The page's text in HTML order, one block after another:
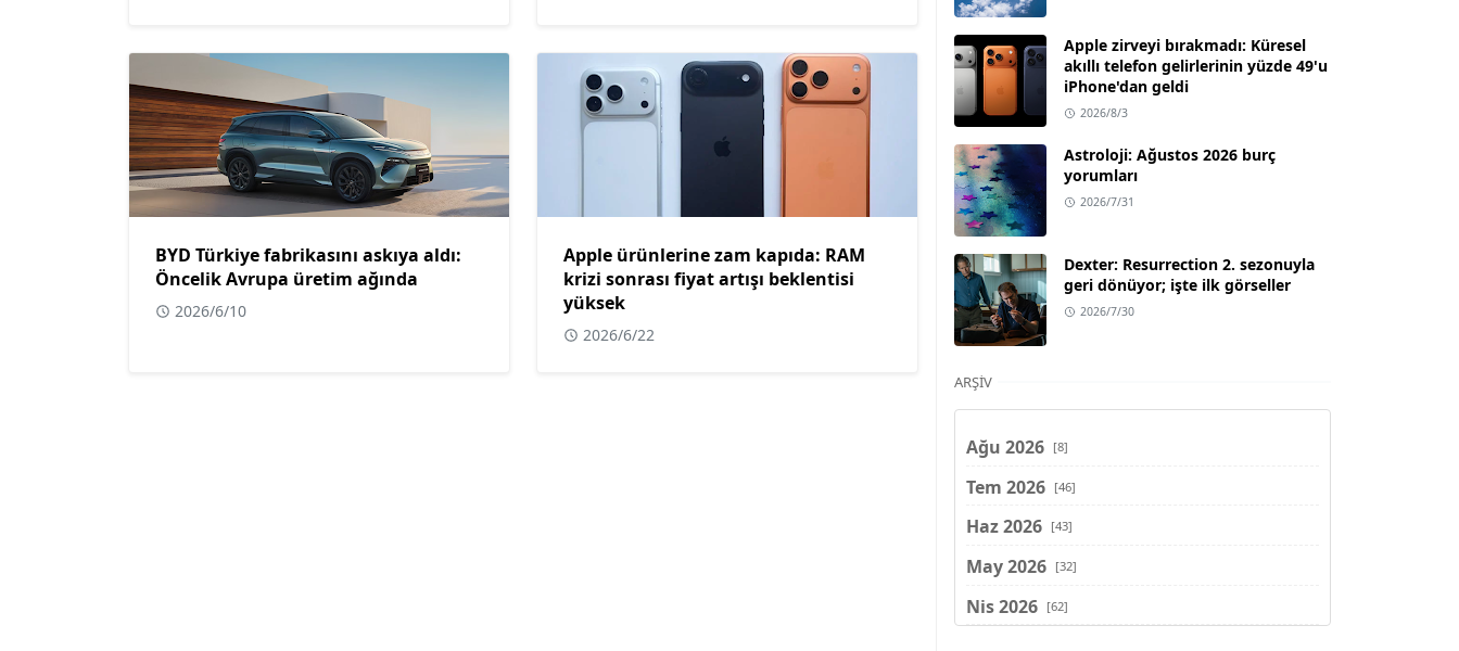
BYD Türkiye fabrikasını askıya aldı:
Öncelik Avrupa üretim ağında
2026/6/10
Apple ürünlerine zam kapıda: RAM
krizi sonrası fiyat artışı beklentisi
yüksek
2026/6/22
Apple zirveyi bırakmadı: Küresel
akıllı telefon gelirlerinin yüzde 49'u
iPhone'dan geldi
2026/8/3
Astroloji: Ağustos 2026 burç
yorumları
2026/7/31
Dexter: Resurrection 2. sezonuyla
geri dönüyor; işte ilk görseller
2026/7/30
ARŞIV
Ağu 2026 [8]
Tem 2026 [46]
Haz 2026 [43]
May 2026 [32]
Nis 2026 [62]